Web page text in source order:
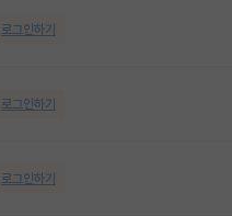
로그인하기
로그인하기
로그인하기